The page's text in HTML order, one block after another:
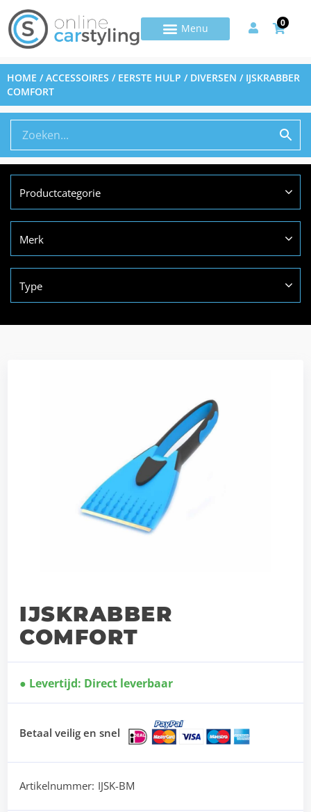
0
HOME /ACCESSOIRES / EERSTE HULP / DIVERSEN / IJSKRABBER
COMFORT
Productcategorie
Merk
Type
IJSKRABBER
COMFORT
Levertijd: Direct leverbaar
Betaal veilig en snel
Artikelnummer: IJSK-BM